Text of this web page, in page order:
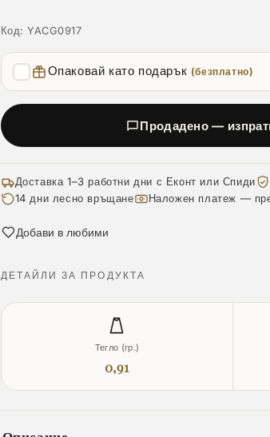
Код:YACG0917
Опаковай като подарък (безплатно)
Продадено —
Доставка 1–3 работни дни с Еконт или Спиди
14 дни лесно връщане
Наложен платеж —
Добави в любими
ДЕТАЙЛИ ЗА ПРОДУКТА
Тегло (гр.)
0,91